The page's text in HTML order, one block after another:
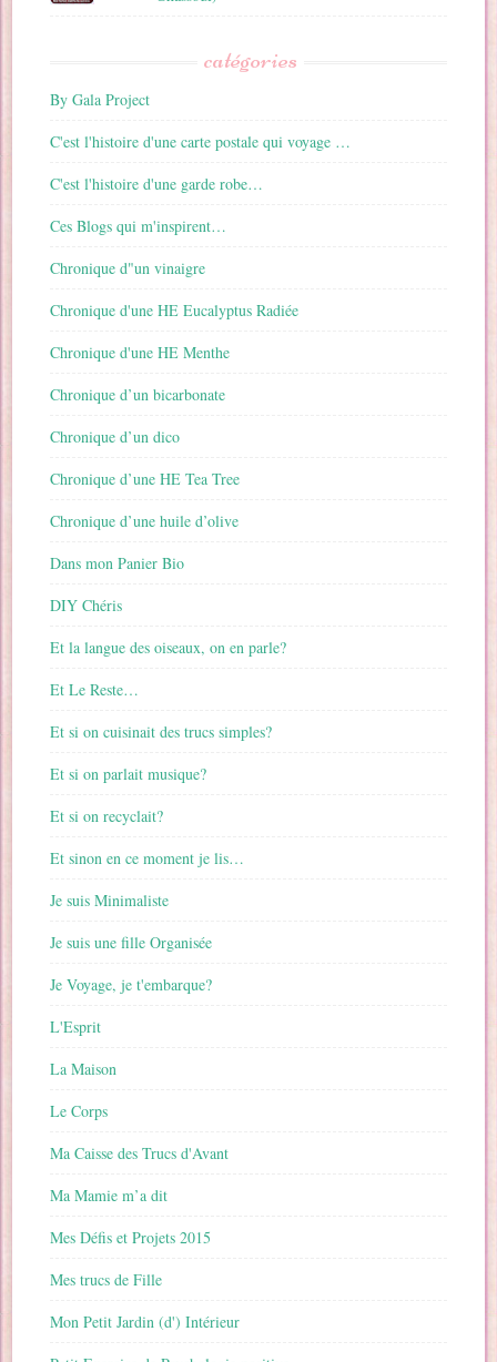
catégories
By Gala Project
C'est l'histoire d'une carte postale qui voyage …
C'est l'histoire d'une garde robe…
Ces Blogs qui m'inspirent…
Chronique d"un vinaigre
Chronique d'une HE Eucalyptus Radiée
Chronique d'une HE Menthe
Chronique d’un bicarbonate
Chronique d’un dico
Chronique d’une HE Tea Tree
Chronique d’une huile d’olive
Dans mon Panier Bio
DIY Chéris
Et la langue des oiseaux, on en parle?
Et Le Reste…
Et si on cuisinait des trucs simples?
Et si on parlait musique?
Et si on recyclait?
Et sinon en ce moment je lis…
Je suis Minimaliste
Je suis une fille Organisée
Je Voyage, je t'embarque?
L'Esprit
La Maison
Le Corps
Ma Caisse des Trucs d'Avant
Ma Mamie m’a dit
Mes Défis et Projets 2015
Mes trucs de Fille
Mon Petit Jardin (d') Intérieur